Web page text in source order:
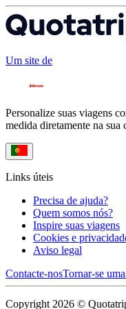
Um site de
Personalize suas viagens
medida diretamente na sua
Links úteis
Precisa de ajuda?
Quem somos nós?
Inspire suas viagens
Cookies e
Aviso legal
Contacte-nosTornar-se
Copyright 2026 ©